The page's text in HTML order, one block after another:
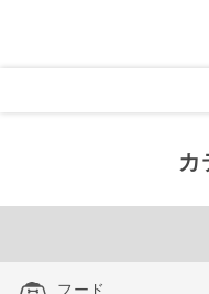
カ
フード